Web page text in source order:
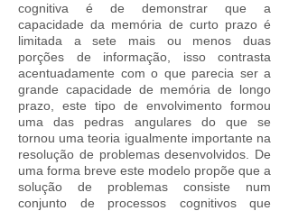
cognitiva é de demonstrar que a
capacidade da memória de curto prazo é
limitada a sete mais ou menos duas
porções de informação, isso contrasta
acentuadamente com o que parecia ser a
grande capacidade de memória de longo
prazo, este tipo de envolvimento formou
uma das pedras angulares do que se
tornou uma teoria igualmente importante na
resolução de problemas desenvolvidos. De
uma forma breve este modelo propõe que a
solução de problemas consiste num
conjunto de processos cognitivos que